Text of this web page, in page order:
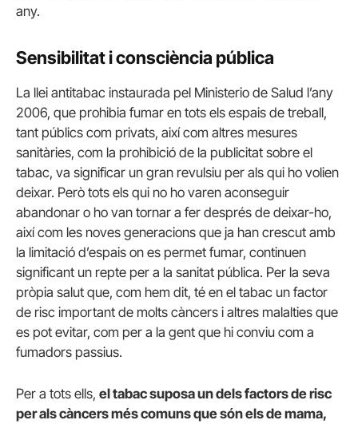
any.
Sensibilitat i consciència pública
La llei antitabac instaurada pel Ministerio de Salud l’any
2006, que prohibia fumar en tots els espais de treball,
tant públics com privats, així com altres mesures
sanitàries, com la prohibició de la publicitat sobre el
tabac, va significar un gran revulsiu per als qui ho volien
deixar. Però tots els qui no ho varen aconseguir
abandonar o ho van tornar a fer després de deixar-ho,
així com les noves generacions que ja han crescut amb
la limitació d’espais on es permet fumar, continuen
significant un repte per a la sanitat pública. Per la seva
pròpia salut que, com hem dit, té en el tabac un factor
de risc important de molts càncers i altres malalties que
es pot evitar, com per a la gent que hi conviu com a
fumadors passius.
Per a tots ells, el tabac suposa un dels factors de risc
per als càncers més comuns que són els de mama,